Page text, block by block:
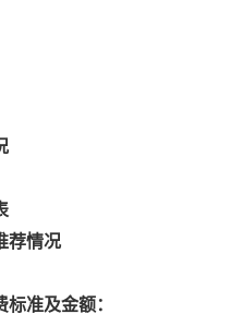
荐情况
准及金额：